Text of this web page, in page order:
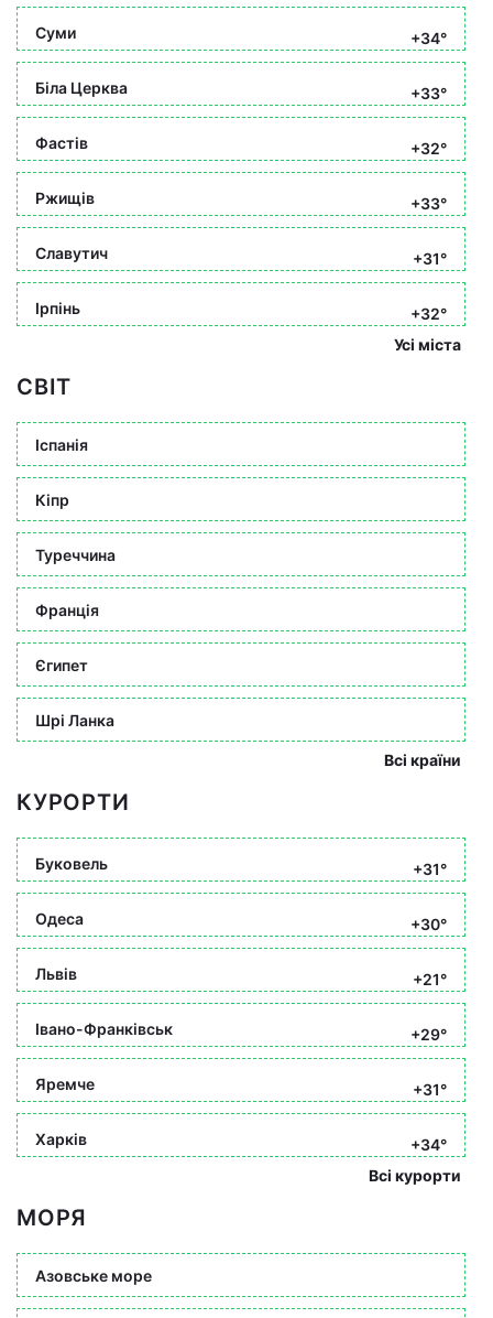
Суми +34°
Біла Церква +33°
Фастів +32°
Ржищів +33°
Славутич +31°
Ірпінь
+32°
Усі міста
СВІТ
Іспанія
Кіпр
Туреччина
Франція
Єгипет
Шрі Ланка
Всі країни
КУРОРТИ
Буковель +31°
Одеса +30°
Львів +21°
Івано-Франківськ +29°
Яремче +31°
Харків
+34°
Всі курорти
МОРЯ
Азовське море